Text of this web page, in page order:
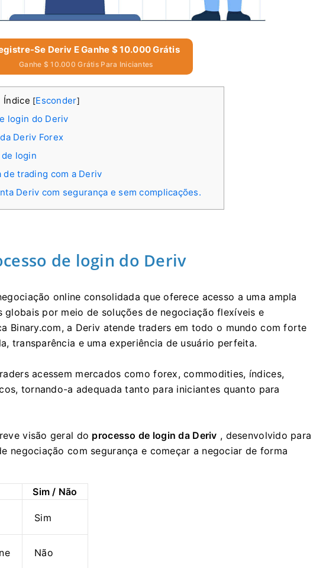
Se Deriv E Ganhe $ 10.000 Grátis
Ganhe $ 10.000 Grátis Para Iniciantes
Índice [Esconder]
login do Deriv
Deriv Forex
login
de trading com a Deriv
Deriv com segurança e sem complicações.
de login do Deriv
online consolidada que oferece acesso a uma ampla
globais por meio de soluções de negociação flexíveis e
Binary.com, a Deriv atende traders em todo o mundo com forte
transparência e uma experiência de usuário perfeita.
acessem mercados como forex, commodities, índices,
tornando-a adequada tanto para iniciantes quanto para
visão geral do processo de login da Deriv , desenvolvido para
negociação com segurança e começar a negociar de forma
Sim / Não
Sim
Não